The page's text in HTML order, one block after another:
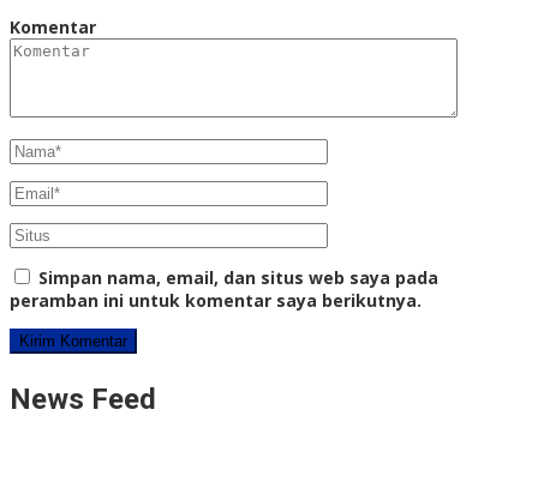
Komentar
Simpan nama, email, dan situs web saya pada
peramban ini untuk komentar saya berikutnya.
News Feed